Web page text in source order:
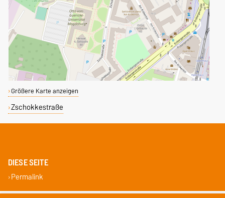
Größere Karte anzeigen
Zschokkestraße
DIESE SEITE
Permalink